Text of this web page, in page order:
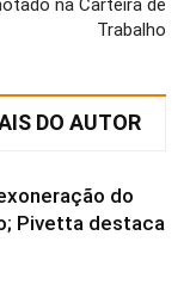
na Carteira de
Trabalho
DO AUTOR
do
Pivetta destaca